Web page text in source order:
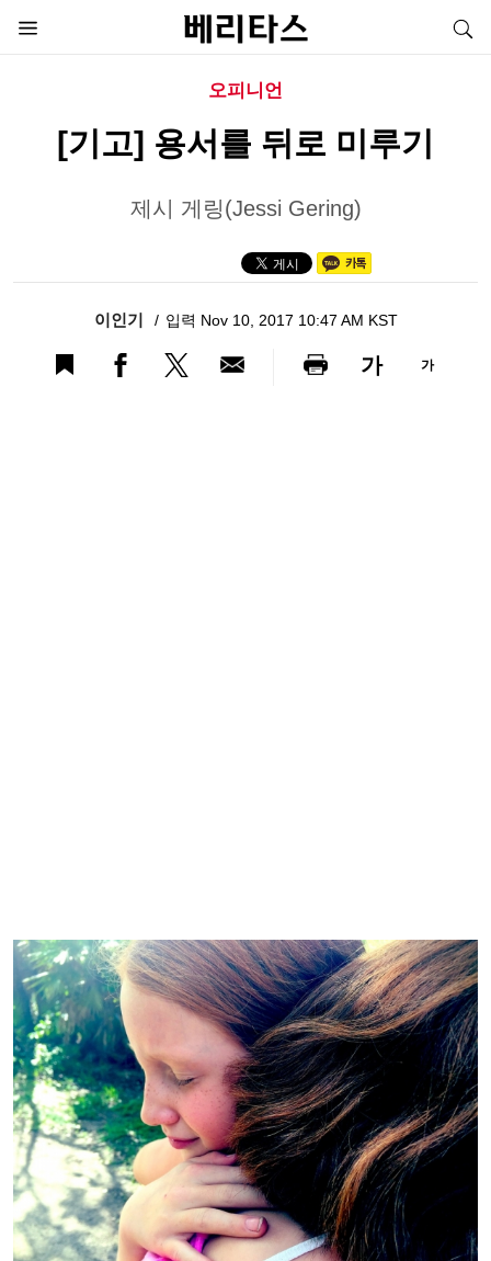
오피니언
[기고] 용서를 뒤로 미루기
제시 게링(Jessi Gering)
이인기 입력 Nov 10, 2017 10:47 AM KST
가 가